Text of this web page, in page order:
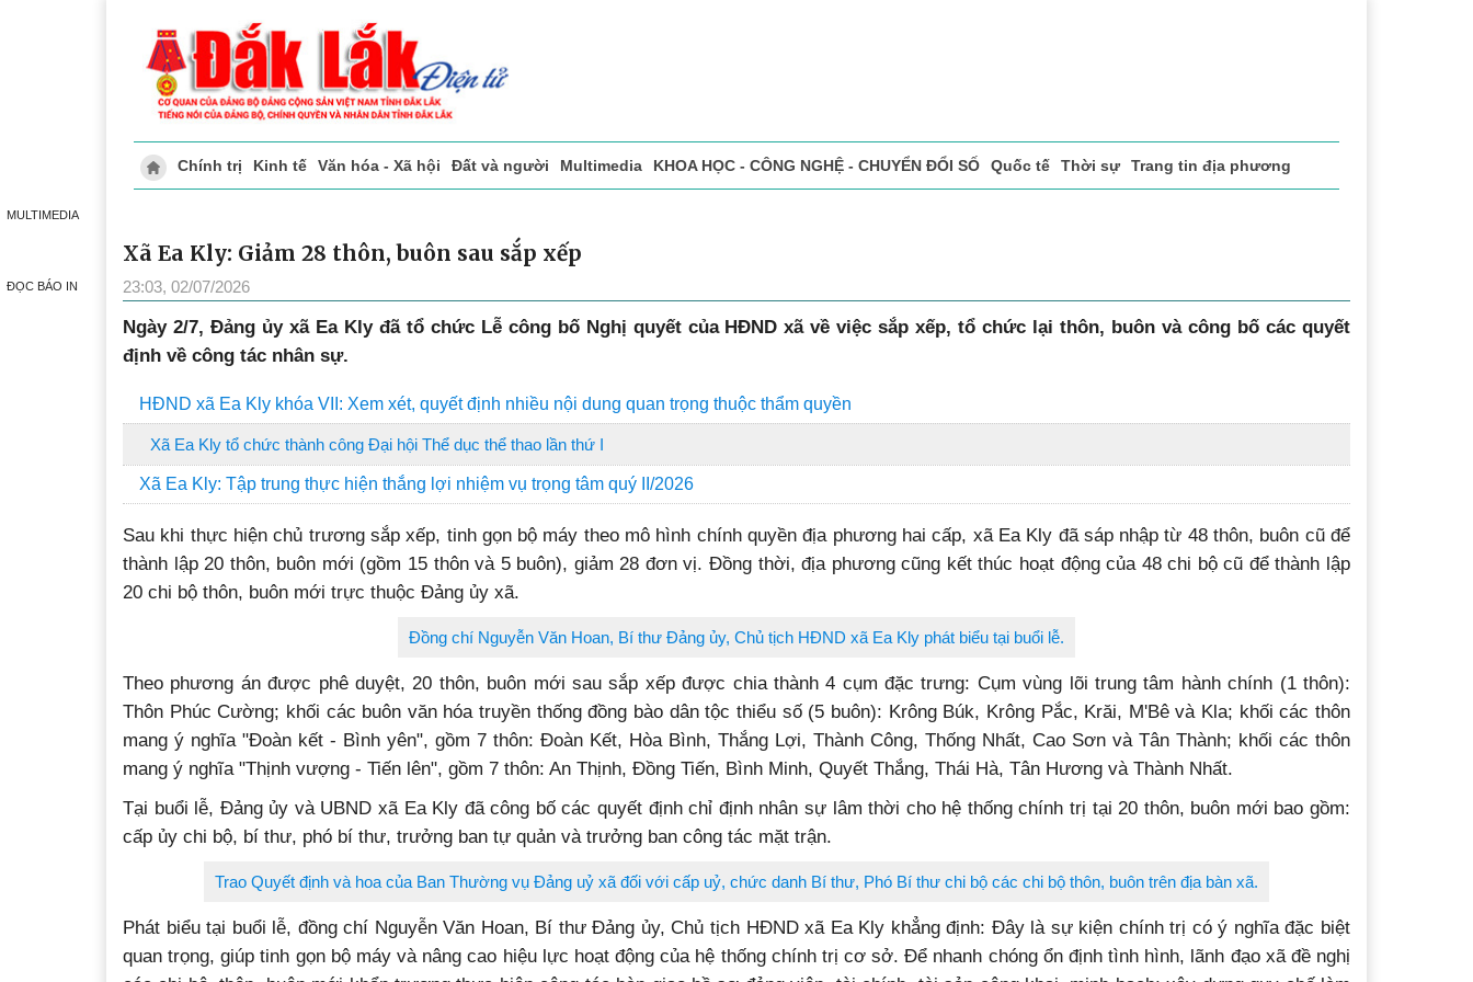
MULTIMEDIA
ĐỌC BÁO IN
Chính trị Kinh tế Văn hóa - Xã hội Đất và người Multimedia KHOA HỌC - CÔNG NGHỆ - CHUYỂN ĐỔI SỐ Quốc tế Thời sự Trang tin địa phương
Xã Ea Kly: Giảm 28 thôn, buôn sau sắp xếp
23:03, 02/07/2026
Ngày 2/7, Đảng ủy xã Ea Kly đã tổ chức Lễ công bố Nghị quyết của HĐND xã về việc sắp xếp, tổ chức lại thôn, buôn và công bố các quyết
định về công tác nhân sự.
HĐND xã Ea Kly khóa VII: Xem xét, quyết định nhiều nội dung quan trọng thuộc thẩm quyền
Xã Ea Kly tổ chức thành công Đại hội Thể dục thể thao lần thứ I
Xã Ea Kly: Tập trung thực hiện thắng lợi nhiệm vụ trọng tâm quý II/2026
Sau khi thực hiện chủ trương sắp xếp, tinh gọn bộ máy theo mô hình chính quyền địa phương hai cấp, xã Ea Kly đã sáp nhập từ 48 thôn, buôn cũ để
thành lập 20 thôn, buôn mới (gồm 15 thôn và 5 buôn), giảm 28 đơn vị. Đồng thời, địa phương cũng kết thúc hoạt động của 48 chi bộ cũ để thành lập
20 chi bộ thôn, buôn mới trực thuộc Đảng ủy xã.
Đồng chí Nguyễn Văn Hoan, Bí thư Đảng ủy, Chủ tịch HĐND xã Ea Kly phát biểu tại buổi lễ.
Theo phương án được phê duyệt, 20 thôn, buôn mới sau sắp xếp được chia thành 4 cụm đặc trưng: Cụm vùng lõi trung tâm hành chính (1 thôn):
Thôn Phúc Cường; khối các buôn văn hóa truyền thống đồng bào dân tộc thiểu số (5 buôn): Krông Búk, Krông Pắc, Krăi, M'Bê và Kla; khối các thôn
mang ý nghĩa "Đoàn kết - Bình yên", gồm 7 thôn: Đoàn Kết, Hòa Bình, Thắng Lợi, Thành Công, Thống Nhất, Cao Sơn và Tân Thành; khối các thôn
mang ý nghĩa "Thịnh vượng - Tiến lên", gồm 7 thôn: An Thịnh, Đồng Tiến, Bình Minh, Quyết Thắng, Thái Hà, Tân Hương và Thành Nhất.
Tại buổi lễ, Đảng ủy và UBND xã Ea Kly đã công bố các quyết định chỉ định nhân sự lâm thời cho hệ thống chính trị tại 20 thôn, buôn mới bao gồm:
cấp ủy chi bộ, bí thư, phó bí thư, trưởng ban tự quản và trưởng ban công tác mặt trận.
Trao Quyết định và hoa của Ban Thường vụ Đảng uỷ xã đối với cấp uỷ, chức danh Bí thư, Phó Bí thư chi bộ các chi bộ thôn, buôn trên địa bàn xã.
Phát biểu tại buổi lễ, đồng chí Nguyễn Văn Hoan, Bí thư Đảng ủy, Chủ tịch HĐND xã Ea Kly khẳng định: Đây là sự kiện chính trị có ý nghĩa đặc biệt
quan trọng, giúp tinh gọn bộ máy và nâng cao hiệu lực hoạt động của hệ thống chính trị cơ sở. Để nhanh chóng ổn định tình hình, lãnh đạo xã đề nghị